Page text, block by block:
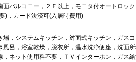
面バルコニー，２Ｆ以上，モニタ付オートロッ
)，カード決済可(入居時費用)
場，システムキッチン，対面式キッチン，ガス
風呂，浴室乾燥，脱衣所，温水洗浄便座，洗面
，ネット使用料不要，ＴＶインターホン，ガス